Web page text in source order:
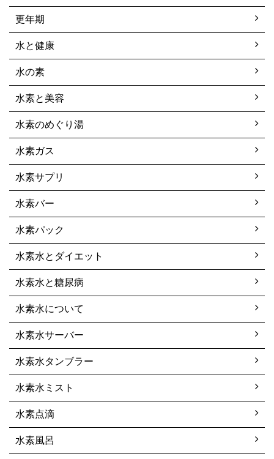
更年期
水と健康
水の素
水素と美容
水素のめぐり湯
水素ガス
水素サプリ
水素バー
水素パック
水素水とダイエット
水素水と糖尿病
水素水について
水素水サーバー
水素水タンブラー
水素水ミスト
水素点滴
水素風呂